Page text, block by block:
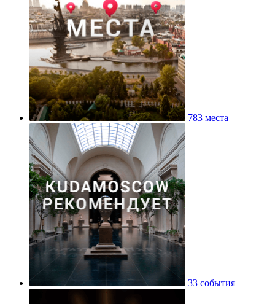
783 места
33 события